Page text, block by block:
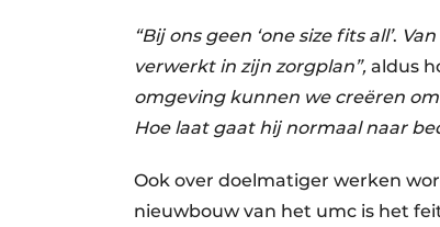
“Bij ons geen ‘one size fits all’.
verwerkt in zijn zorgplan”, aldus
omgeving kunnen we creëren
Hoe laat gaat hij normaal naar
Ook over doelmatiger werken
nieuwbouw van het umc is het